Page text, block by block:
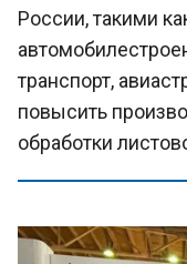
России, такими
транспорт,
повысить
обработки